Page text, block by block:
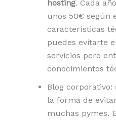
hosting. Cada
unos 50€ según
características
puedes evitarte
servicios pero
conocimientos
Blog corporativo:
la forma de
muchas pymes.